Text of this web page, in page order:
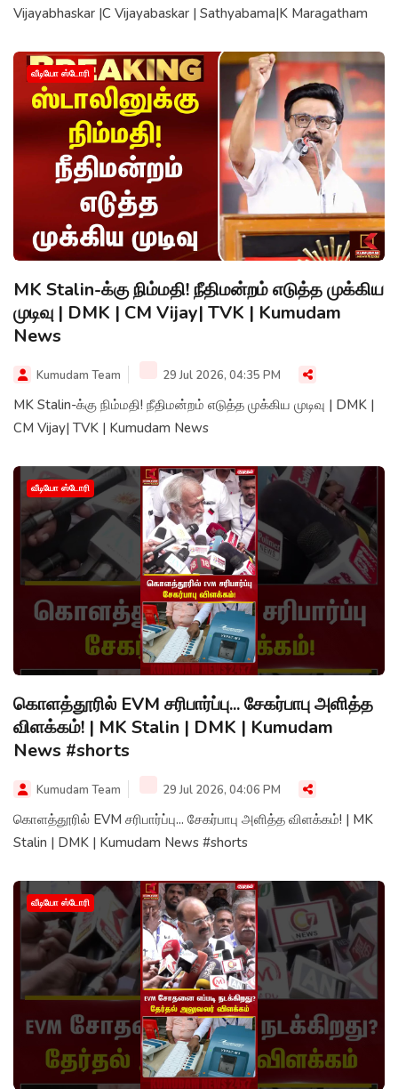
Vijayabhaskar |C Vijayabaskar | Sathyabama|K Maragatham
வீடியோ ஸ்டோரி
MK Stalin-க்கு நிம்மதி! நீதிமன்றம் எடுத்த முக்கிய
முடிவு | DMK | CM Vijay| TVK | Kumudam
News
Kumudam Team 29 Jul 2026, 04:35 PM
MK Stalin-க்கு நிம்மதி! நீதிமன்றம் எடுத்த முக்கிய முடிவு | DMK |
CM Vijay| TVK | Kumudam News
வீடியோ ஸ்டோரி
கொளத்தூரில் EVM சரிபார்ப்பு... சேகர்பாபு அளித்த
விளக்கம்! | MK Stalin | DMK | Kumudam
News #shorts
Kumudam Team 29 Jul 2026, 04:06 PM
கொளத்தூரில் EVM சரிபார்ப்பு... சேகர்பாபு அளித்த விளக்கம்! | MK
Stalin | DMK | Kumudam News #shorts
வீடியோ ஸ்டோரி